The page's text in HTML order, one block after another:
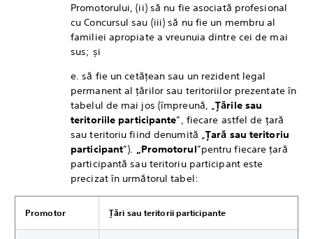
Promotorului, (ii) să nu fie asociată profesional
cu Concursul sau (iii) să nu fie un membru al
familiei apropiate a vreunuia dintre cei de mai
sus; și
e. să fie un cetățean sau un rezident legal
permanent al țărilor sau teritoriilor prezentate în
tabelul de mai jos (împreună, „Țările sau
teritoriile participante”, fiecare astfel de țară
sau teritoriu fiind denumită „Țară sau teritoriu
participant”). „Promotorul”pentru fiecare țară
participantă sau teritoriu participant este
precizat în următorul tabel:
Promotor Țări sau teritorii participante